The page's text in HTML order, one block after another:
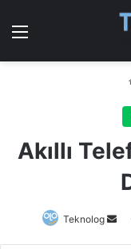
Menü
Akıllı
Teknolog
Bir